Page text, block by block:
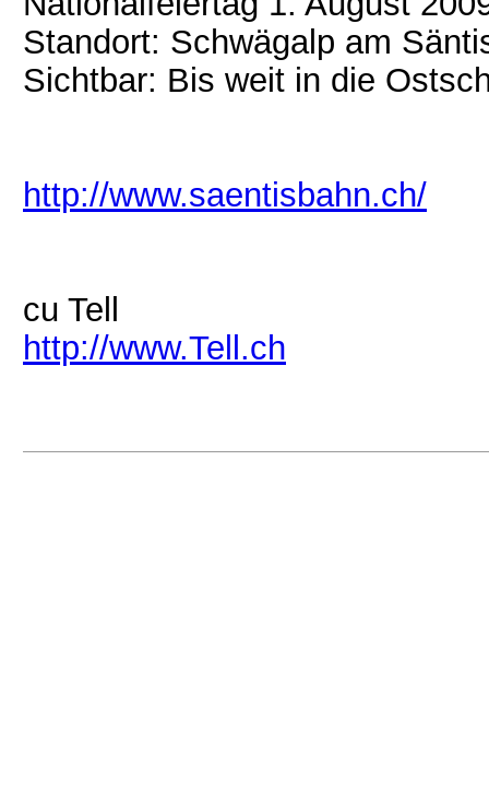
Standort: Schwägalp am
Sichtbar: Bis weit in die
http://www.saentisbahn.ch/
cu Tell
http://www.Tell.ch